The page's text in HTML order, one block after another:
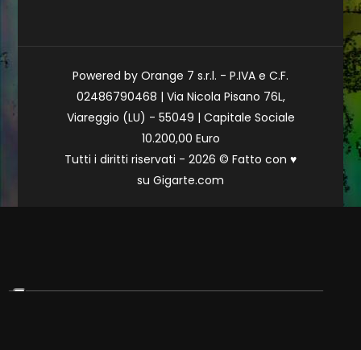
Powered by Orange 7 s.r.l. - P.IVA e C.F.
02486790468 | Via Nicola Pisano 76L,
Viareggio (LU) - 55049 | Capitale Sociale
10.200,00 Euro
Tutti i diritti riservati - 2026 © Fatto con ♥
su Gigarte.com